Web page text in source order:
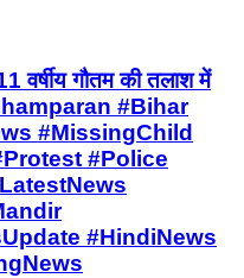
गौतम की तलाश में
#Bihar
#MissingChild
#Police
#HindiNews